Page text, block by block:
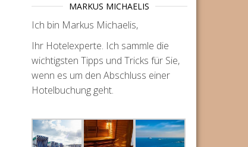
MARKUS MICHAELIS
Ich bin Markus Michaelis,
Ihr Hotelexperte. Ich sammle die
wichtigsten Tipps und Tricks für Sie,
wenn es um den Abschluss einer
Hotelbuchung geht.